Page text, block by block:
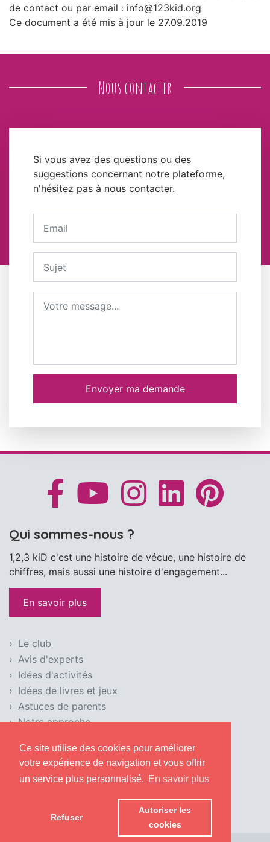
Ce site utilise des cookies pour améliorer
votre expérience de navigation et vous offrir
un service plus personnalisé. En savoir plus
Refuser
Autoriser les
cookies
de contact ou par email : info@123kid.org
Ce document a été mis à jour le 27.09.2019
Nous contacter
Si vous avez des questions ou des
suggestions concernant notre plateforme,
n'hésitez pas à nous contacter.
Envoyer ma demande
Qui sommes-nous ?
1,2,3 kiD c'est une histoire de vécue, une histoire de
chiffres, mais aussi une histoire d'engagement...
En savoir plus
Le club
Avis d'experts
Idées d'activités
Idées de livres et jeux
Astuces de parents
Notre approche
Mentions légales
Politique de confidentialité
Utilisation des cookies